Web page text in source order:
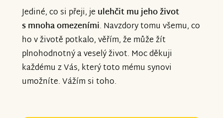
Jediné, co si přeji, je ulehčit mu jeho život
s mnoha omezeními. Navzdory tomu všemu, co
ho v životě potkalo, věřím, že může žít
plnohodnotný a veselý život. Moc děkuji
každému z Vás, který toto mému synovi
umožníte. Vážím si toho.